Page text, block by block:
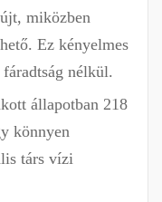
miközben
Ez kényelmes
nélkül.
állapotban 218
könnyen
társ vízi